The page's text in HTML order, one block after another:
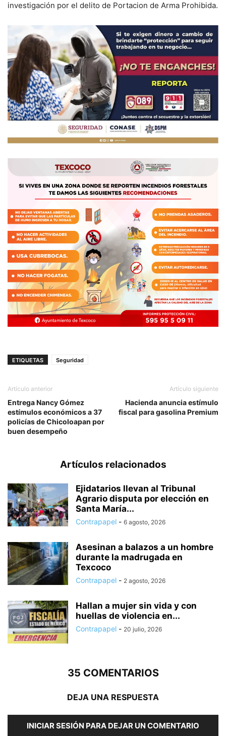
investigación por el delito de Portacion de Arma Prohibida.
ETIQUETAS Seguridad
Artículo anterior
Entrega Nancy Gómez
estímulos económicos a 37
policías de Chicoloapan por
buen desempeño
Artículo siguiente
Hacienda anuncia estímulo
fiscal para gasolina Premium
Artículos relacionados
Ejidatarios llevan al Tribunal
Agrario disputa por elección en
Santa María...
Contrapapel - 6 agosto, 2026
Asesinan a balazos a un hombre
durante la madrugada en
Texcoco
Contrapapel - 2 agosto, 2026
Hallan a mujer sin vida y con
huellas de violencia en...
Contrapapel - 20 julio, 2026
35 COMENTARIOS
DEJA UNA RESPUESTA
INICIAR SESIÓN PARA DEJAR UN COMENTARIO